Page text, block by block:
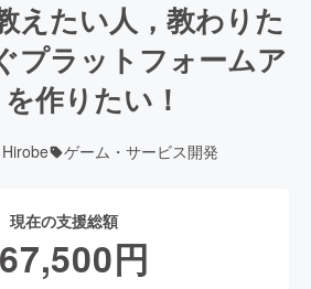
えたい人，教わりた
プラットフォームア
作りたい！
ゲーム・サービス開発
現在の支援総額
円